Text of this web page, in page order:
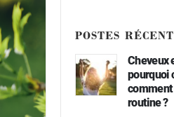
POSTES
Cheveux
pourquoi
routine ?